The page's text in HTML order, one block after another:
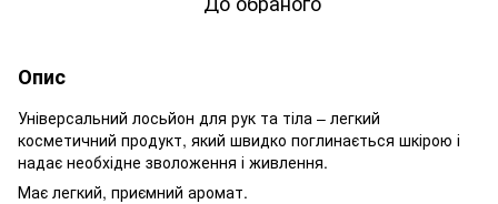
Опис
Універсальний лосьйон для рук та тіла – легкий
косметичний продукт, який швидко поглинається шкірою і
надає необхідне зволоження і живлення.
Має легкий, приємний аромат.